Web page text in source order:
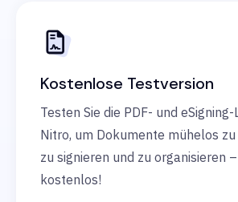
Kostenlose Testversion
Testen Sie die PDF- und
Nitro, um Dokumente mühelos
zu signieren und zu organisieren
kostenlos!